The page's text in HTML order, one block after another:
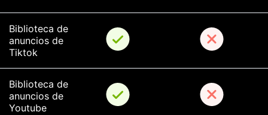
Biblioteca de
anuncios de
Tiktok
Biblioteca de
anuncios de
Youtube